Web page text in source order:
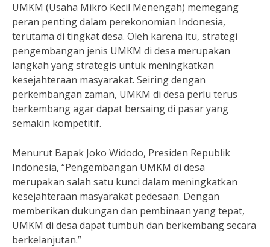
UMKM (Usaha Mikro Kecil Menengah) memegang
peran penting dalam perekonomian Indonesia,
terutama di tingkat desa. Oleh karena itu, strategi
pengembangan jenis UMKM di desa merupakan
langkah yang strategis untuk meningkatkan
kesejahteraan masyarakat. Seiring dengan
perkembangan zaman, UMKM di desa perlu terus
berkembang agar dapat bersaing di pasar yang
semakin kompetitif.
Menurut Bapak Joko Widodo, Presiden Republik
Indonesia, “Pengembangan UMKM di desa
merupakan salah satu kunci dalam meningkatkan
kesejahteraan masyarakat pedesaan. Dengan
memberikan dukungan dan pembinaan yang tepat,
UMKM di desa dapat tumbuh dan berkembang secara
berkelanjutan.”